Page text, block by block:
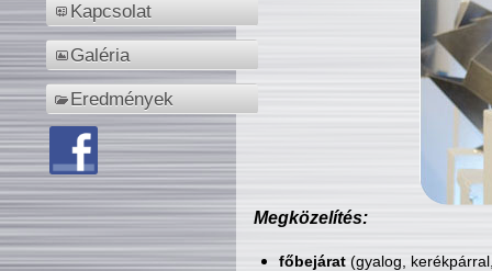
Kapcsolat
Galéria
Eredmények
Megközelítés:
főbejárat(gyalog,